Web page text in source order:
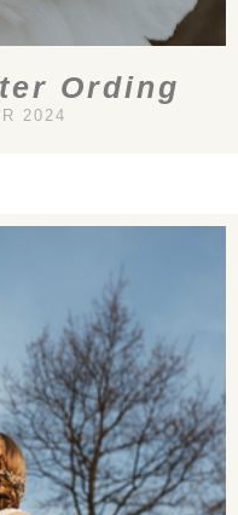
Ording
2024